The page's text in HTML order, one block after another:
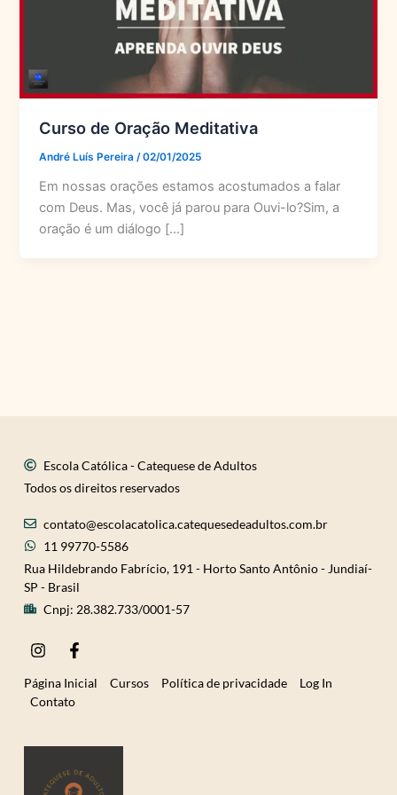
Curso de Oração Meditativa
André Luís Pereira /02/01/2025
Em nossas orações estamos acostumados a falar
com Deus. Mas, você já parou para Ouvi-lo?Sim, a
oração é um diálogo […]
I
n
s
t
a
F
a
c
e
b
-
f
Página Inicial Cursos Política de privacidade
Log In
Contato
contato@escolacatolica.catequesedeadultos.com.br
11 99770-5586
Rua Hildebrando Fabrício, 191 - Horto Santo Antônio - Jundiaí-
SP - Brasil
Cnpj: 28.382.733/0001-57
Escola Católica - Catequese de Adultos
Todos os direitos reservados